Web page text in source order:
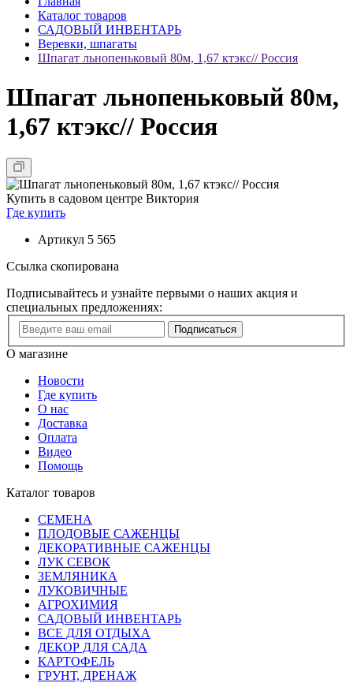
Каталог товаров
САДОВЫЙ ИНВЕНТАРЬ
Веревки, шпагаты
Шпагат льнопеньковый 80м, 1,67 ктэкс// Россия
Шпагат льнопеньковый 80м,
1,67 ктэкс// Россия
Купить в садовом центре Виктория
Где купить
Артикул 5 565
Ссылка скопирована
Подписывайтесь и узнайте первыми о наших акция и
специальных предложениях:
Подписаться
О магазине
Новости
Где купить
О нас
Доставка
Оплата
Видео
Помощь
Каталог товаров
СЕМЕНА
ПЛОДОВЫЕ САЖЕНЦЫ
ДЕКОРАТИВНЫЕ САЖЕНЦЫ
ЛУК СЕВОК
ЗЕМЛЯНИКА
ЛУКОВИЧНЫЕ
АГРОХИМИЯ
САДОВЫЙ ИНВЕНТАРЬ
ВСЕ ДЛЯ ОТДЫХА
ДЕКОР ДЛЯ САДА
КАРТОФЕЛЬ
ГРУНТ, ДРЕНАЖ